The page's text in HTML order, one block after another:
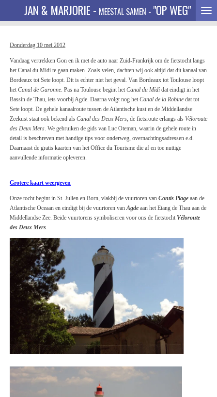
hoofdinhoud
JAN & MARJORIE - MEESTAL SAMEN - "OP WEG"
Donderdag 10 mei 2012
Vandaag vertrekken Gon en ik met de auto naar Zuid-Frankrijk om de fietstocht langs
het Canal du Midi te gaan maken. Zoals velen, dachten wij ook altijd dat dit kanaal van
Bordeaux tot Sete loopt. Dit is echter niet het geval. Van Bordeaux tot Toulouse loopt
het Canal de Garonne. Pas na Toulouse begint het Canal du Midi dat eindigt in het
Bassin de Thau, iets voorbij Agde. Daarna volgt nog het Canal de la Robine dat tot
Sete loopt. De gehele kanaalroute tussen de Atlantische kust en de Middellandse
Zeekust staat ook bekend als Canal des Deux Mers, de fietsroute erlangs als Véloroute
des Deux Mers. We gebruiken de gids van Luc Oteman, waarin de gehele route in
detail is beschreven met handige tips voor onderweg, overnachtingsadressen e.d.
Daarnaast de gratis kaarten van het Office du Tourisme die af en toe nuttige
aanvullende informatie opleveren.
Grotere kaart weergeven
Onze tocht begint in St. Julien en Born, vlakbij de vuurtoren van Contis Plage aan de
Atlantische Oceaan en eindigt bij de vuurtoren vanAgde aan het Etang de Thau aan de
Middellandse Zee. Beide vuurtorens symboliseren voor ons de fietstocht Véloroute
des Deux Mers.